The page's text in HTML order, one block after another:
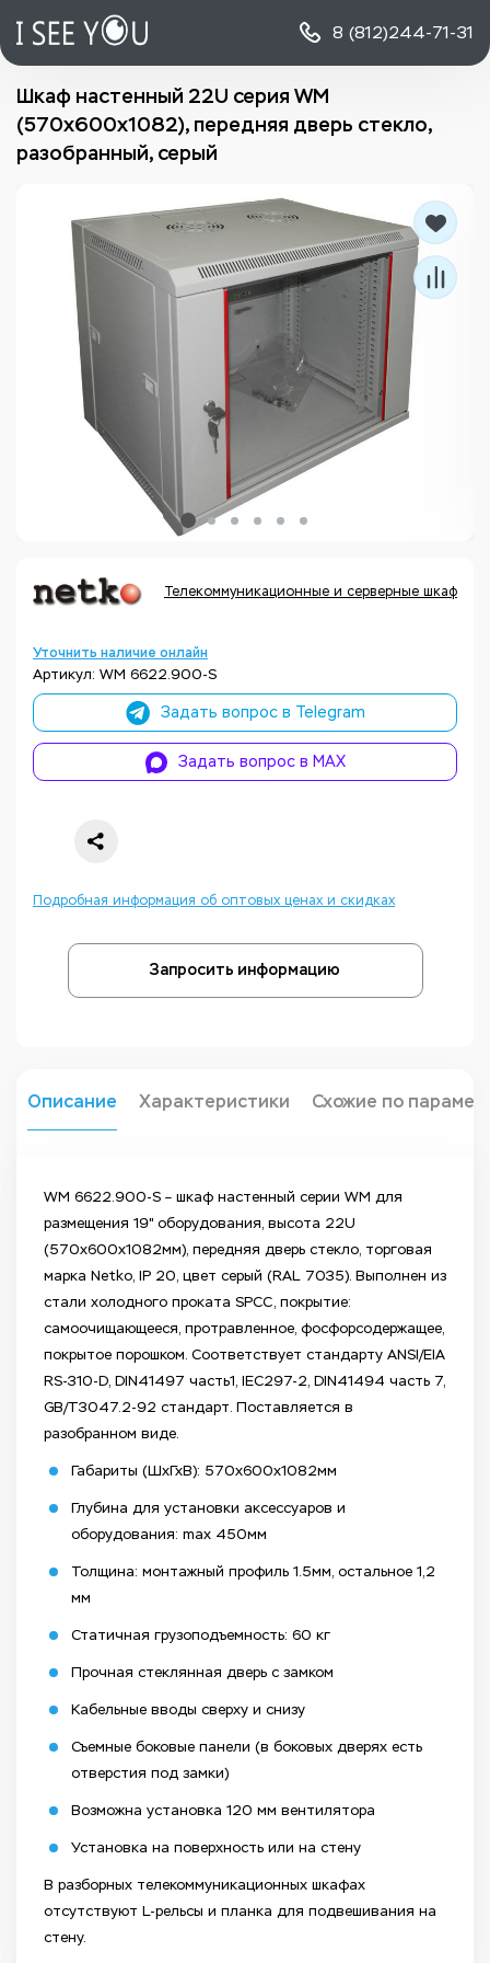
8 (812)244-71-31
Шкаф настенный 22U серия WM
(570х600х1082), передняя дверь стекло,
разобранный, серый
Телекоммуникационные и серверные шкафы,
Уточнить наличие онлайн
Артикул: WM 6622.900-S
Задать вопрос в Telegram
Задать вопрос в MAX
Подробная информация об оптовых ценах и скидках
Запросить информацию
Описание Характеристики Схожие по
WM 6622.900-S – шкаф настенный серии WM для
размещения 19" оборудования, высота 22U
(570х600х1082мм), передняя дверь стекло, торговая
марка Netko, IP 20, цвет серый (RAL 7035). Выполнен из
стали холодного проката SPCC, покрытие:
самоочищающееся, протравленное, фосфорсодержащее,
покрытое порошком. Соответствует стандарту ANSI/EIA
RS-310-D, DIN41497 часть1, IEC297-2, DIN41494 часть 7,
GB/T3047.2-92 стандарт. Поставляется в
разобранном виде.
Габариты (ШхГхВ): 570х600х1082мм
Глубина для установки аксессуаров и
оборудования: max 450мм
Толщина: монтажный профиль 1.5мм, остальное 1,2
мм
Статичная грузоподъемность: 60 кг
Прочная стеклянная дверь с замком
Кабельные вводы сверху и снизу
Съемные боковые панели (в боковых дверях есть
отверстия под замки)
Возможна установка 120 мм вентилятора
Установка на поверхность или на стену
В разборных телекоммуникационных шкафах
отсутствуют L-рельсы и планка для подвешивания на
стену.